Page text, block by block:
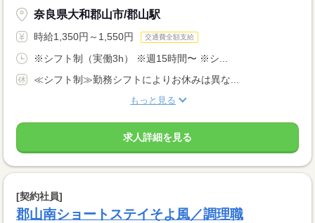
奈良県大和郡山市/郡山駅
時給1,350円～1,550円 交通費全額支給
※シフト制（実働3h） ※週15時間〜 ※シ...
≪シフト制≫勤務シフトによりお休みは異な...
もっと見る
求人詳細を見る
[契約社員]
郡山南ショートステイそよ風／調理職